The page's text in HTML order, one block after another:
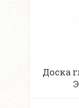
Доска